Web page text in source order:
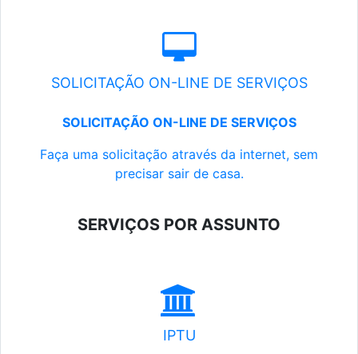
SOLICITAÇÃO ON-LINE DE SERVIÇOS
SOLICITAÇÃO ON-LINE DE SERVIÇOS
Faça uma solicitação através da internet, sem
precisar sair de casa.
SERVIÇOS POR ASSUNTO
IPTU